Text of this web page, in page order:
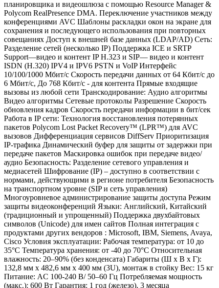
планировщика и видеошлюза с помощью Resource Manager &
Polycom RealPresence DMA. Переключение участников между
конференциями AVC Шаблоны раскладки окон на экране для
сохранения и последующего использования при повторных
совещаниях Доступ к внешней базе данных (LDAP/AD) Сеть:
Разделение сетей (несколько IP) Поддержка ICE и SRTP
Support—видео и контент IP H.323 и SIP— видео и контент
ISDN (H.320) IPV4 и IPV6 PSTN и VoIP Интерфейс
10/100/1000 Мбит/с Скорость передачи данных от 64 Кбит/с до
6 Мбит/с, До 768 Кбит/с - для контента Прямые входящие
вызовы из любой сети Транскодирование: Аудио алгоритмы
Видео алгоритмы Сетевые протоколы Разрешение Скорость
обновления кадров Скорость передачи информации в бит/сек
Работа в IP сети: Технология восстановления потерянных
пакетов Polycom Lost Packet Recovery™ (LPR™) для AVC
вызовов Дифференциация сервисов DiffServ Приоритизация
IP-трафика Динамический буфер для защиты от задержки при
передаче пакетов Маскировка ошибок при передаче видео/
аудио Безопасность: Разделение сетевого управления и
медиасетей Шифрование (IP) – доступно в соответствии с
нормами, действующими в регионе потребителя Безопасность
на транспортном уровне (SIP и сеть управления)
Многоуровневое администрирование защиты доступа Режим
защиты видеоконференций Языки: Английский, Китайский
(традиционный и упрощенный) Поддержка двухбайтовых
символов (Unicode) для имен сайтов Полная интеграция с
продуктами других вендоров : Microsoft, IBM, Siemens, Avaya,
Cisco Условия эксплуатации: Рабочая температура: от 10 до
35°C Температура хранения: от -40 до 70°C Относительная
влажность: 20–90% (без конденсата) Габариты (Ш x В x Г):
132,8 мм х 482,6 мм х 400 мм (3U), монтаж в стойку Вес: 15 кг
Питание: AC 100-240 В/ 50–60 Гц Потребляемая мощность
(макс.): 600 Вт Гарантия: 1 год (железо), 3 месяца